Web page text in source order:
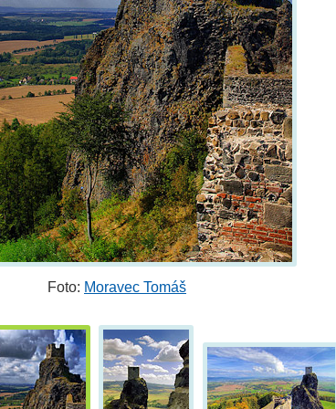
Foto: Moravec Tomáš